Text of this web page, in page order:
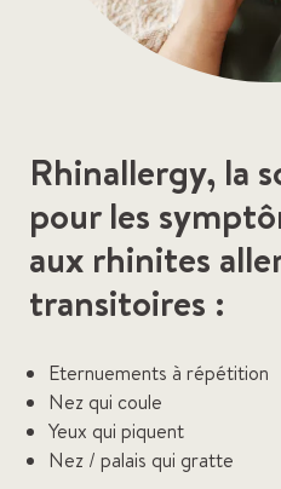
Rhinallergy, la
pour les
aux rhinites
transitoires :
Eternuements à répétition
Nez qui coule
Yeux qui piquent
Nez / palais qui gratte